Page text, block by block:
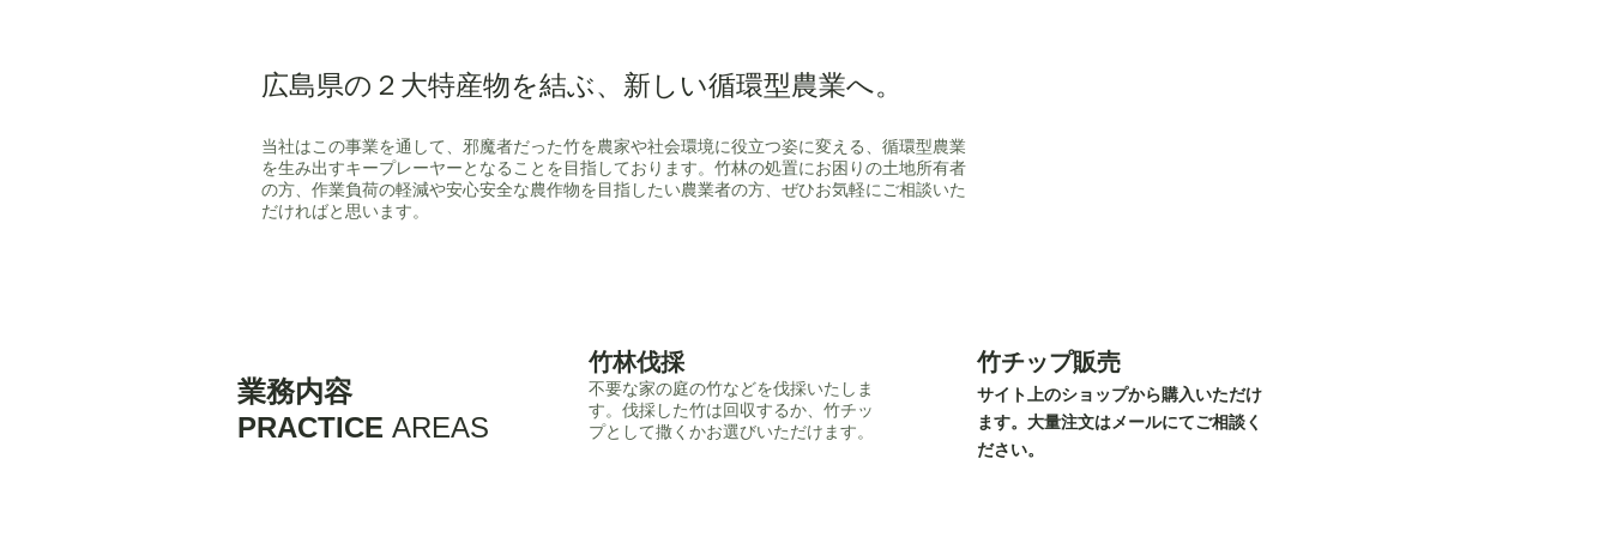
広島県の２大特産物を結ぶ、新しい循環型農業へ。
当社はこの事業を通して、邪魔者だった竹を農家や社会環境に役立つ姿に変える、循環型農業
を生み出すキープレーヤーとなることを目指しております。竹林の処置にお困りの土地所有者
の方、作業負荷の軽減や安心安全な農作物を目指したい農業者の方、ぜひお気軽にご相談いた
だければと思います。
​業務内容
PRACTICE AREAS
竹林伐採
​不要な家の庭の竹などを伐採いたしま
す。伐採した竹は回収するか、竹チッ
プとして撒くかお選びいただけます。
竹チップ販売
​サイト上のショップから購入いただけ
ます。大量注文はメールにてご相談く
ださい。